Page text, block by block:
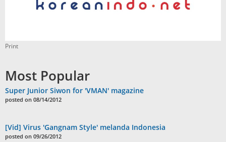
Print
Most Popular
Super Junior Siwon for 'VMAN' magazine
posted on 08/14/2012
[Vid] Virus 'Gangnam Style' melanda Indonesia
posted on 09/26/2012